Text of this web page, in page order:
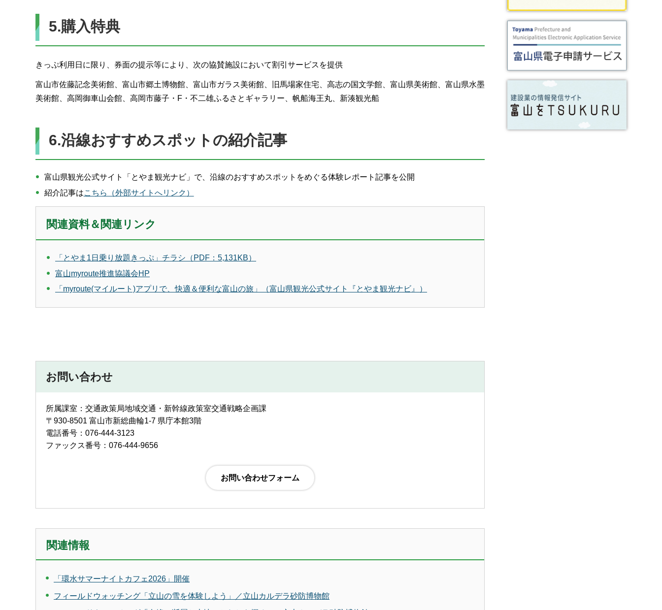
5.購入特典
きっぷ利用日に限り、券面の提示等により、次の協賛施設において割引サービスを提供
富山市佐藤記念美術館、富山市郷土博物館、富山市ガラス美術館、旧馬場家住宅、高志の国文学館、富山県美術館、富山県水墨
美術館、高岡御車山会館、高岡市藤子・F・不二雄ふるさとギャラリー、帆船海王丸、新湊観光船
6.沿線おすすめスポットの紹介記事
富山県観光公式サイト「とやま観光ナビ」で、沿線のおすすめスポットをめぐる体験レポート記事を公開
紹介記事はこちら（外部サイトへリンク）
関連資料＆関連リンク
「とやま1日乗り放題きっぷ」チラシ（PDF：5,131KB）
富山myroute推進協議会HP
「myroute(マイルート)アプリで、快適＆便利な富山の旅」（富山県観光公式サイト『とやま観光ナビ』）
お問い合わせ
所属課室：交通政策局地域交通・新幹線政策室交通戦略企画課
〒930-8501 富山市新総曲輪1-7 県庁本館3階
電話番号：076-444-3123
ファックス番号：076-444-9656
関連情報
「環水サマーナイトカフェ2026」開催
フィールドウォッチング「立山の雪を体験しよう」／立山カルデラ砂防博物館